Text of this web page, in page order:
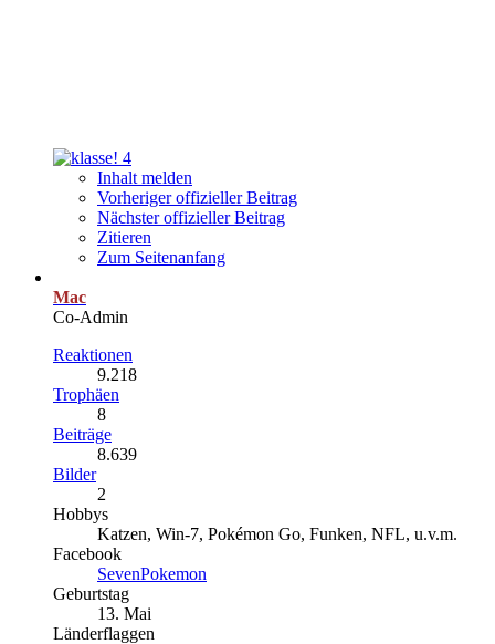
4
Inhalt melden
Vorheriger offizieller Beitrag
Nächster offizieller Beitrag
Zitieren
Zum Seitenanfang
Mac
Co-Admin
Reaktionen
9.218
Trophäen
8
Beiträge
8.639
Bilder
2
Hobbys
Katzen, Win-7, Pokémon Go, Funken, NFL, u.v.m.
Facebook
SevenPokemon
Geburtstag
13. Mai
Länderflaggen